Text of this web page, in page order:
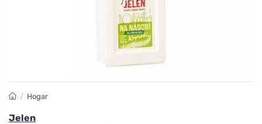
/ Hogar
Jelen